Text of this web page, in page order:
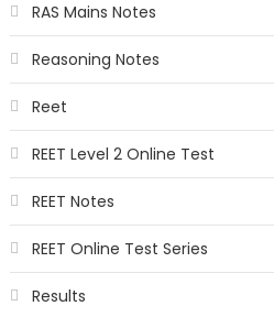
RAS Mains Notes
Reasoning Notes
Reet
REET Level 2 Online Test
REET Notes
REET Online Test Series
Results